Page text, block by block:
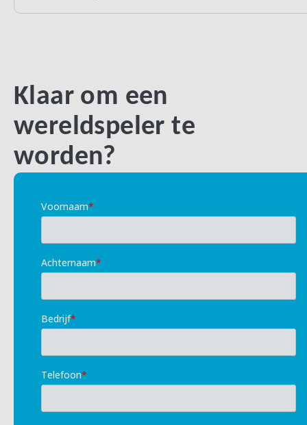
Klaar om een
wereldspeler te
worden?